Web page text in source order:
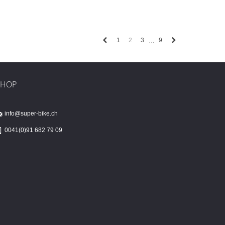
Previous
1 2 3 … 9
info@super-bike.ch
0041(0)91 682 79 09